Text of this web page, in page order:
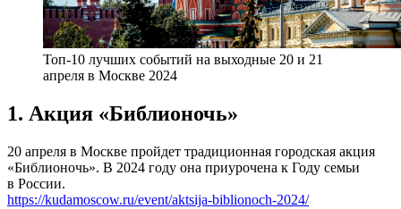
Топ-10 лучших событий на выходные 20 и 21
апреля в Москве 2024
1. Акция «Библионочь»
20 апреля в Москве пройдет традиционная городская акция
«Библионочь». В 2024 году она приурочена к Году семьи
в России.
https://kudamoscow.ru/event/aktsija-biblionoch-2024/